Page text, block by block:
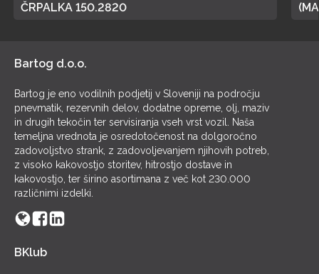
ČRPALKA 150.2820
Bartog d.o.o.
Bartog je eno vodilnih podjetij v Sloveniji na področju
pnevmatik, rezervnih delov, dodatne opreme, olj, maziv
in drugih tekočin ter servisiranja vseh vrst vozil. Naša
temeljna vrednota je osredotočenost na dolgoročno
zadovoljstvo strank, z zadovoljevanjem njihovih potreb,
z visoko kakovostjo storitev, hitrostjo dostave in
kakovostjo, ter širino asortimana z več kot 230.000
različnimi izdelki.
BKlub